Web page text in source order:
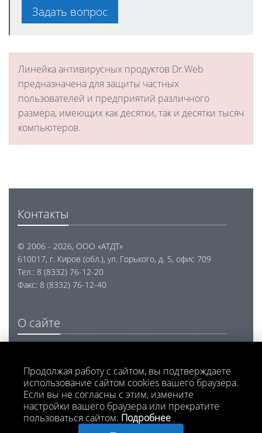
Задать вопрос
Линейка антивирусных продуктов Dr.Web
предназначена для защиты частных
пользователей и предприятий различного
размера, имеющих как десятки, так и десятки тысяч
компьютеров.
Контакты
© 2006 - 2026, ООО «АТДТ»
610017, г. Киров (обл.), ул. Горького, д. 5, офис 709
Тел.: 8 (8332) 76-12-20
Факс: 8 (8332) 76-12-40
О сайте
программного обеспечения
Напишите нам
Написать нам
Продолжая работу с сайтом, вы подтверждаете
использование сайтом cookies вашего браузера.
Если вы не согласны с этим, измените
настройки вашего браузера или прекратите
пользоваться сайтом. Подробнее